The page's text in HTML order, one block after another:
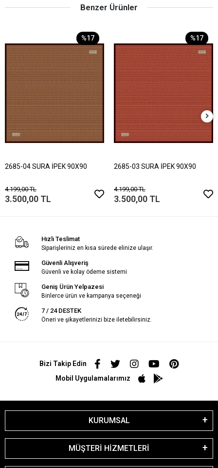
Benzer Ürünler
%17
2685-04 SURA İPEK 90X90
4.199,00 TL
3.500,00 TL
%17
2685-03 SURA İPEK 90X90
4.199,00 TL
3.500,00 TL
Hızlı Teslimat
Siparişleriniz en kısa sürede elinize ulaşır.
Güvenli Alışveriş
Güvenli ve kolay ödeme sistemi
Geniş Ürün Yelpazesi
Binlerce ürün ve kampanya seçeneği
7 / 24 DESTEK
Öneri ve şikayetlerinizi bize iletebilirsiniz.
Bizi Takip Edin
Mobil Uygulamalarımız
KURUMSAL
MÜŞTERİ HİZMETLERİ